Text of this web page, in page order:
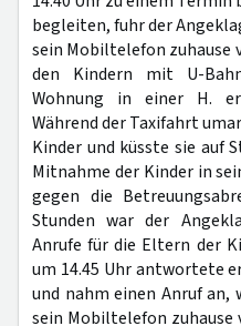
begleiten, fuhr der
sein Mobiltelefon zuhause
den Kindern mit U-
Wohnung in einer H. er
Während der Taxifahrt
Kinder und küsste sie auf
Mitnahme der Kinder in
gegen die
Stunden war der
Anrufe für die Eltern der
um 14.45 Uhr antwortete
und nahm einen Anruf an,
sein Mobiltelefon zuhause